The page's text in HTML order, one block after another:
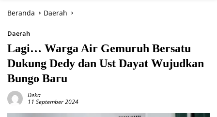
Beranda Daerah
Daerah
Lagi… Warga Air Gemuruh Bersatu
Dukung Dedy dan Ust Dayat Wujudkan
Bungo Baru
Deka
11 September 2024